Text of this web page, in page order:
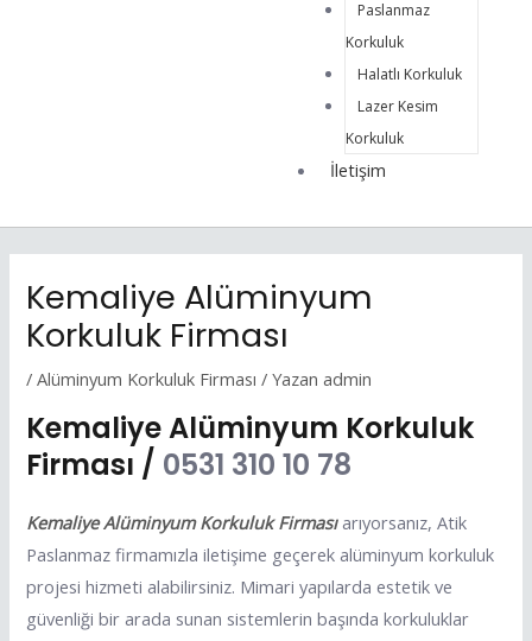
Paslanmaz
Korkuluk
Halatlı Korkuluk
Lazer Kesim
Korkuluk
İletişim
Kemaliye Alüminyum
Korkuluk Firması
/Alüminyum Korkuluk Firması / Yazan admin
Kemaliye Alüminyum Korkuluk
Firması / 0531 310 10 78
Kemaliye Alüminyum Korkuluk Firması arıyorsanız, Atik
Paslanmaz firmamızla iletişime geçerek alüminyum korkuluk
projesi hizmeti alabilirsiniz. Mimari yapılarda estetik ve
güvenliği bir arada sunan sistemlerin başında korkuluklar